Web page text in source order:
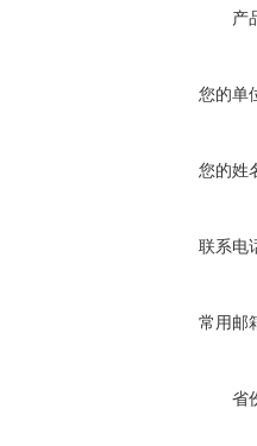
产
您的单
您的姓
联系电
常用邮
省